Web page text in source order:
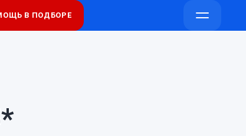
В ПОДБОРЕ
Открыть